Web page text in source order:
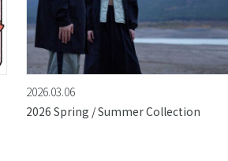
2026.03.06
2026 Spring / Summer Collection